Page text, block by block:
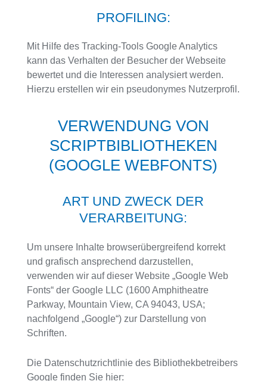
PROFILING:
Mit Hilfe des Tracking-Tools Google Analytics
kann das Verhalten der Besucher der Webseite
bewertet und die Interessen analysiert werden.
Hierzu erstellen wir ein pseudonymes Nutzerprofil.
VERWENDUNG VON
SCRIPTBIBLIOTHEKEN
(GOOGLE WEBFONTS)
ART UND ZWECK DER
VERARBEITUNG:
Um unsere Inhalte browserübergreifend korrekt
und grafisch ansprechend darzustellen,
verwenden wir auf dieser Website „Google Web
Fonts“ der Google LLC (1600 Amphitheatre
Parkway, Mountain View, CA 94043, USA;
nachfolgend „Google“) zur Darstellung von
Schriften.
Die Datenschutzrichtlinie des Bibliothekbetreibers
Google finden Sie hier: